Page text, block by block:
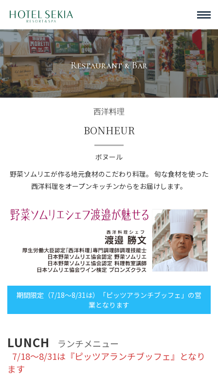
Restaurant & Bar
西洋料理
BONHEUR
ボヌール
野菜ソムリエが作る地元食材のこだわり料理。 旬な食材を使った
西洋料理をオープンキッチンからをお届けします。
期間限定（7/18〜8/31は）「ピッツアランチブッフェ」の営
業となります
LUNCH
ランチメニュー
7/18〜8/31は『ピッツアランチブッフェ』となり
ます